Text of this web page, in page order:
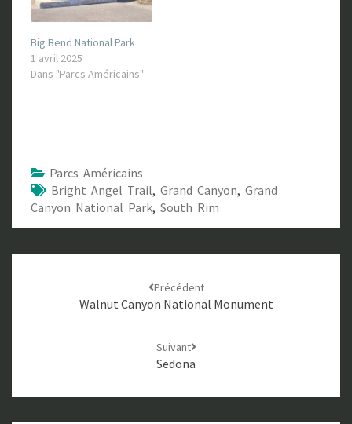
Big Bend National Park
1 avril 2025
Dans "Parcs Américains"
Parcs Américains
Bright Angel Trail, Grand Canyon, Grand
Canyon National Park, South Rim
Précédent
Walnut Canyon National Monument
Suivant
Sedona